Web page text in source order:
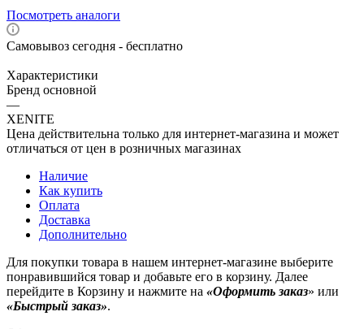
Посмотреть аналоги
Самовывоз сегодня - бесплатно
Характеристики
Бренд основной
—
XENITE
Цена действительна только для интернет-магазина и может
отличаться от цен в розничных магазинах
Наличие
Как купить
Оплата
Доставка
Дополнительно
Для покупки товара в нашем интернет-магазине выберите
понравившийся товар и добавьте его в корзину. Далее
перейдите в Корзину и нажмите на «Оформить заказ» или
«Быстрый заказ».